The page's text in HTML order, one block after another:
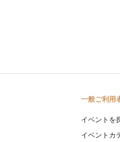
一般ご利用
イベントを
イベントカ